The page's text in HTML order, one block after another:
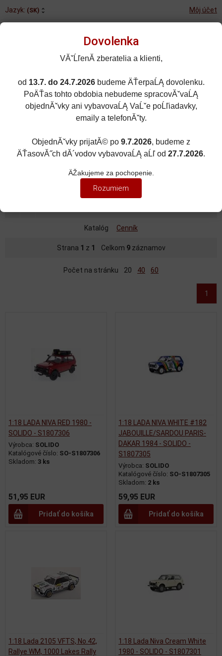
Jazyk: (SK) Môj účet
kusov
Rozšírené vyhľadávanie
Porovnané (0)
Obľúbené (0)
Katalóg Cenník
Strana 1 z 1 Celkom 9záznamov
Počet na stránku 20 40 60
1
1:18 LADA NIVA RED 1980 -
SOLIDO - S1807306
Výrobca: SOLIDO
Katalógové číslo: SO-S1807306
Skladom: 3 ks
51,95 EUR
Pridať do košíka
1:18 LADA NIVA WHITE #182
JABOUILLE/SARDOU PARIS-
DAKAR 1984 - SOLIDO -
S1807305
Výrobca: SOLIDO
Katalógové číslo: SO-S1807305
Skladom: 2 ks
59,95 EUR
Pridať do košíka
1:18 Lada 2105 VFTS, No.42,
Rallye WM, 1000 Lakes Rally
1:18 Lada Niva Cream White
1980 - SOLIDO - S1807301
Dovolenka
VĂˇĹľenĂ­ zberatelia a klienti,
od 13.7. do 24.7.2026budeme ÄŤerpaĹĄ dovolenku.
PoÄŤas tohto obdobia nebudeme spracovĂˇvaĹĄ
objednĂˇvky ani vybavovaĹĄ VaĹˇe poĹľiadavky,
emaily a telefonĂˇty.
ObjednĂˇvky prijatĂ© po 9.7.2026, budeme z
ÄŤasovĂ˝ch dĂ´vodov vybavovaĹĄ aĹľ od 27.7.2026.
ÄŽakujeme za pochopenie.
Rozumiem